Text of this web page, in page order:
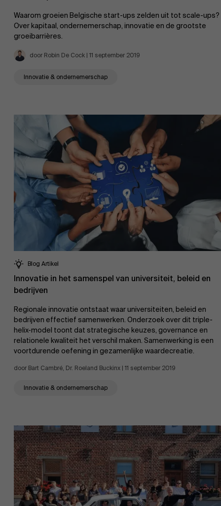
Waarom groeien Belgische start-ups zelden uit tot scale-ups?
Over kapitaal, ondernemerschap, innovatie en de grootste
groeibarrières.
door Robin De Cock | 11 september 2019
Innovatie & ondernemerschap
Blog Artikel
Innovatie in het samenspel van universiteit, beleid en
bedrijven
Regionale innovatie ontstaat waar universiteiten, beleid en
bedrijven effectief samenwerken. Onderzoek over dit triple-
helix-model toont dat strategische keuzes, governance en
relationele kwaliteit het verschil maken. Samenwerking is een
voortdurende oefening in gezamenlijke waardecreatie.
door Bart Cambré, Dr. Roeland Buckinx | 11 september 2019
Innovatie & ondernemerschap